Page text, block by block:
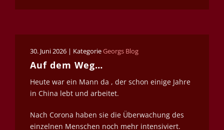
30. Juni 2026 | KategorieGeorgs Blog
Auf dem Weg…
Heute war ein Mann da , der schon einige Jahre
in China lebt und arbeitet.
Nach Corona haben sie die Überwachung des
einzelnen Menschen noch mehr intensiviert.